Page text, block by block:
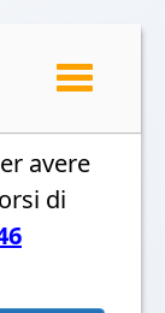
Toggle
navigation
avere
di